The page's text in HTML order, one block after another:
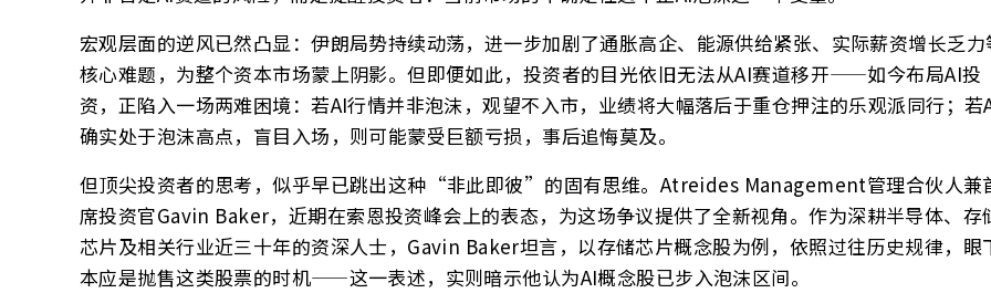
宏观层面的逆风已然凸显：伊朗局势持续动荡，进一步加剧了通胀高企、能源供给紧张、实际薪资增长乏力
核心难题，为整个资本市场蒙上阴影。但即便如此，投资者的目光依旧无法从AI赛道移开——如今布局AI投
资，正陷入一场两难困境：若AI行情并非泡沫，观望不入市，业绩将大幅落后于重仓押注的乐观派同行；若
确实处于泡沫高点，盲目入场，则可能蒙受巨额亏损，事后追悔莫及。
但顶尖投资者的思考，似乎早已跳出这种“非此即彼”的固有思维。Atreides Management管理合伙人兼
席投资官Gavin Baker，近期在索恩投资峰会上的表态，为这场争议提供了全新视角。作为深耕半导体、存
芯片及相关行业近三十年的资深人士，Gavin Baker坦言，以存储芯片概念股为例，依照过往历史规律，眼
本应是抛售这类股票的时机——这一表述，实则暗示他认为AI概念股已步入泡沫区间。